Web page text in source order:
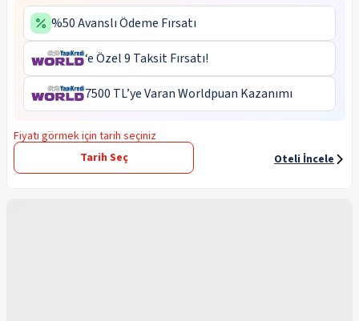
%50 Avanslı Ödeme Fırsatı
‘e Özel 9 Taksit Fırsatı!
7500 TL’ye Varan Worldpuan Kazanımı
Fiyatı görmek için tarih seçiniz
Tarih Seç
Oteli İncele